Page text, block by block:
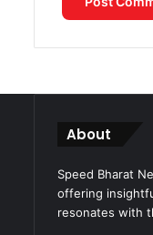
About
Speed Bharat
offering
resonates with